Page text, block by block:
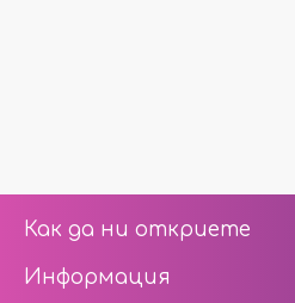
Как да ни откриете
Информация